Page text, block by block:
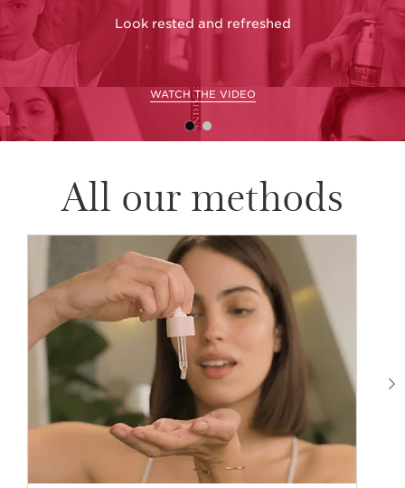
Look rested and refreshed
WATCH THE VIDEO
All our methods